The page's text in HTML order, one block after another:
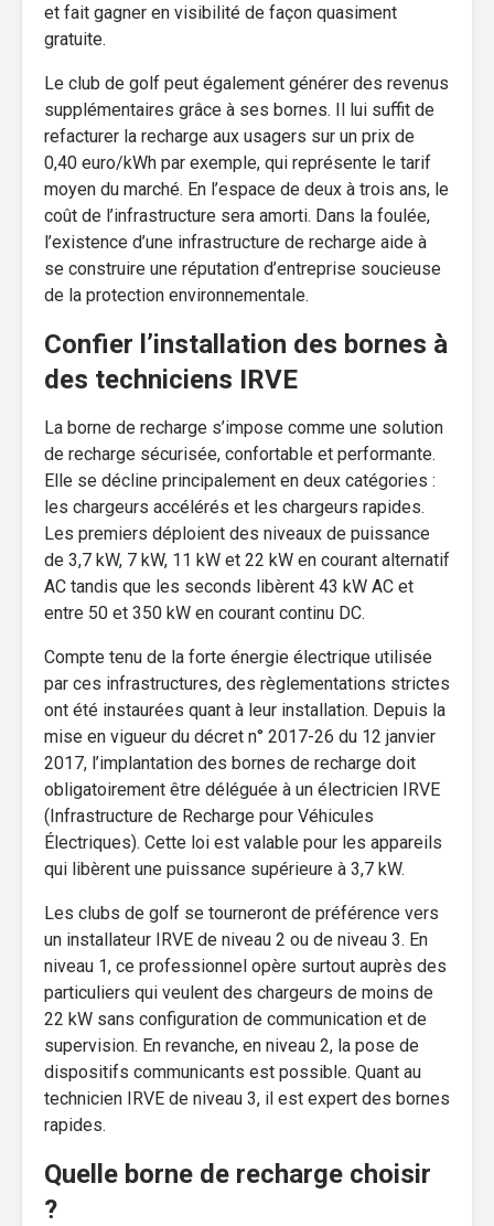
et fait gagner en visibilité de façon quasiment
gratuite.
Le club de golf peut également générer des revenus
supplémentaires grâce à ses bornes. Il lui suffit de
refacturer la recharge aux usagers sur un prix de
0,40 euro/kWh par exemple, qui représente le tarif
moyen du marché. En l’espace de deux à trois ans, le
coût de l’infrastructure sera amorti. Dans la foulée,
l’existence d’une infrastructure de recharge aide à
se construire une réputation d’entreprise soucieuse
de la protection environnementale.
Confier l’installation des bornes à
des techniciens IRVE
La borne de recharge s’impose comme une solution
de recharge sécurisée, confortable et performante.
Elle se décline principalement en deux catégories :
les chargeurs accélérés et les chargeurs rapides.
Les premiers déploient des niveaux de puissance
de 3,7 kW, 7 kW, 11 kW et 22 kW en courant alternatif
AC tandis que les seconds libèrent 43 kW AC et
entre 50 et 350 kW en courant continu DC.
Compte tenu de la forte énergie électrique utilisée
par ces infrastructures, des règlementations strictes
ont été instaurées quant à leur installation. Depuis la
mise en vigueur du décret n° 2017-26 du 12 janvier
2017, l’implantation des bornes de recharge doit
obligatoirement être déléguée à un électricien IRVE
(Infrastructure de Recharge pour Véhicules
Électriques). Cette loi est valable pour les appareils
qui libèrent une puissance supérieure à 3,7 kW.
Les clubs de golf se tourneront de préférence vers
un installateur IRVE de niveau 2 ou de niveau 3. En
niveau 1, ce professionnel opère surtout auprès des
particuliers qui veulent des chargeurs de moins de
22 kW sans configuration de communication et de
supervision. En revanche, en niveau 2, la pose de
dispositifs communicants est possible. Quant au
technicien IRVE de niveau 3, il est expert des bornes
rapides.
Quelle borne de recharge choisir
?